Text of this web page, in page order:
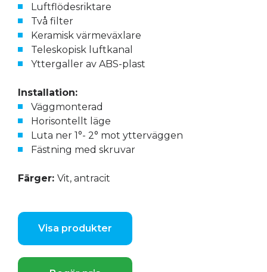
Luftflödesriktare
Två filter
Keramisk värmeväxlare
Teleskopisk luftkanal
Yttergaller av ABS-plast
Installation:
Väggmonterad
Horisontellt läge
Luta ner 1°- 2° mot ytterväggen
Fästning med skruvar
Färger: Vit, antracit
Visa produkter